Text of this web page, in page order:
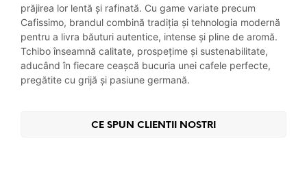
prăjirea lor lentă și rafinată. Cu game variate precum
Cafissimo, brandul combină tradiția și tehnologia modernă
pentru a livra băuturi autentice, intense și pline de aromă.
Tchibo înseamnă calitate, prospețime și sustenabilitate,
aducând în fiecare ceașcă bucuria unei cafele perfecte,
pregătite cu grijă și pasiune germană.
CE SPUN CLIENTII NOSTRI